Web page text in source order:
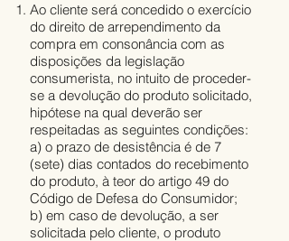
Ao cliente será concedido o exercício
do direito de arrependimento da
compra em consonância com as
disposições da legislação
consumerista, no intuito de proceder-
se a devolução do produto solicitado,
hipótese na qual deverão ser
respeitadas as seguintes condições:
a) o prazo de desistência é de 7
(sete) dias contados do recebimento
do produto, à teor do artigo 49 do
Código de Defesa do Consumidor;
b) em caso de devolução, a ser
solicitada pelo cliente, o produto